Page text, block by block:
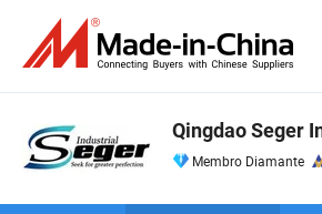
Qingdao Seger
Membro Diamante